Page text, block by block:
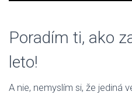
Poradím ti, ako
leto!
A nie, nemyslím si, že jediná